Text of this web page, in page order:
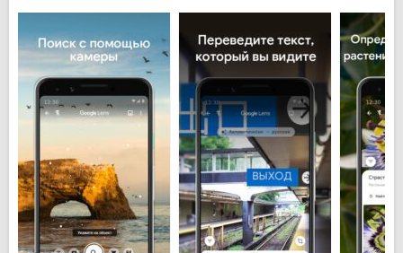
Сохранить длинный абзац из текста или сложный
код. Познавайте окружающую Вас флору и фауну,
узнавайте названия цветов и животных, насколько
они опасны или. Наоборот, безобидны. В
путешествии Вы можете узнавать интересные
факты о местных достопримечательностях,
графики работы заведений и другую полезную
информацию об инфраструктуре города, в котором
находитесь. Распознавайте бренды платьев,
аксессуаров или мебели, названия блюд в
ресторане и многое другое. Возможности Google